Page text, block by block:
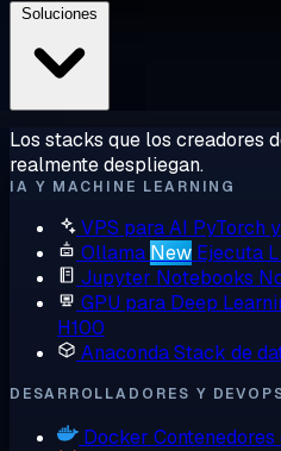
Los stacks que los creadores
realmente despliegan.
IA Y MACHINE LEARNING
VPS para AI PyTorch
Ollama New Ejecuta
Jupyter Notebooks
GPU para Deep
H100
AnacondaStack de
DESARROLLADORES Y
Docker